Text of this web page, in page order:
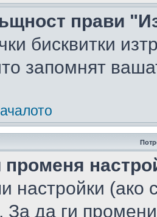
прави
бисквитки
запомнят
променя
настройки (ако
За да ги